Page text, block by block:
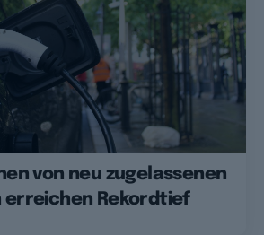
von neu zugelassenen
erreichen Rekordtief